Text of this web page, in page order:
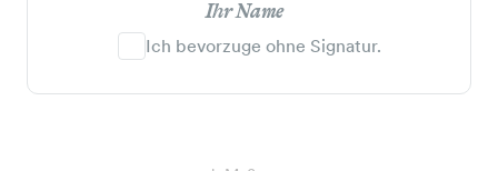
Ihr Name
Ich bevorzuge ohne Signatur.